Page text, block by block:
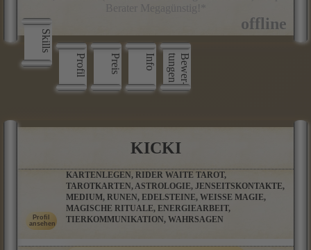
Skills
Profil
Preis Info B
e
w
e
r
­
t
u
n
g
e
n
KICKI
KARTENLEGEN, RIDER WAITE TAROT,
TAROTKARTEN, ASTROLOGIE, JENSEITSKONTAKTE,
MEDIUM, RUNEN, EDELSTEINE, WEISSE MAGIE,
MAGISCHE RITUALE, ENERGIEARBEIT,
TIERKOMMUNIKATION, WAHRSAGEN